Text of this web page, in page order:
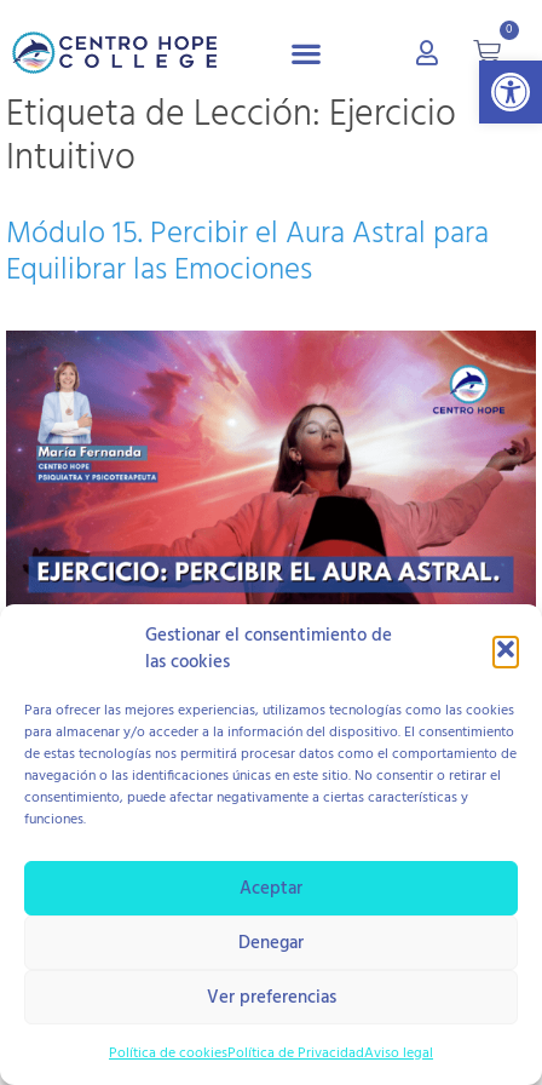
Abrir
Gestionar el consentimiento de
las cookies
Para ofrecer las mejores experiencias, utilizamos tecnologías como las cookies
para almacenar y/o acceder a la información del dispositivo. El consentimiento
de estas tecnologías nos permitirá procesar datos como el comportamiento de
navegación o las identificaciones únicas en este sitio. No consentir o retirar el
consentimiento, puede afectar negativamente a ciertas características y
funciones.
Aceptar
Denegar
Ver preferencias
Política de cookiesPolítica de PrivacidadAviso legal
0
Etiqueta de Lección: Ejercicio
Intuitivo
Módulo 15. Percibir el Aura Astral para
Equilibrar las Emociones
Aviso LegalPolítica de CookiesPolítica de Privacidad
Contratación y Devolución
copyright © 2026 Centro HopeDiseño Di Pierro Estudio